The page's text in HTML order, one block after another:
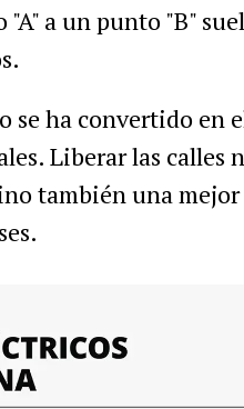
a un punto "B"
se ha convertido en
Liberar las calles
también una